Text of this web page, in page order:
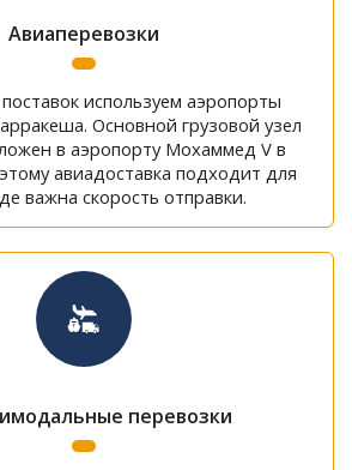
Авиаперевозки
используем аэропорты
Основной грузовой узел
в аэропорту Мохаммед V в
авиадоставка подходит для
важна скорость отправки.
перевозки